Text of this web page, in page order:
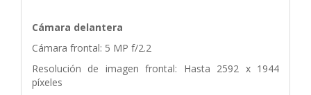
Cámara delantera
Cámara frontal: 5 MP f/2.2
Resolución de imagen frontal: Hasta 2592 x 1944
píxeles